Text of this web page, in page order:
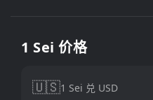
1 Sei 价格
🇺🇸1 Sei 兑 USD